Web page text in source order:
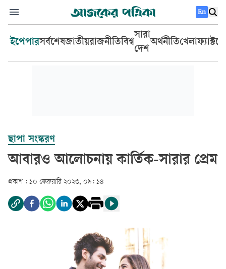
En
ইপেপারসর্বশেষজাতীয়রাজনীতিবিশ্ব
সারা
দেশ
অর্থনীতিখেলা
ছাপা সংস্করণ
আবারও আলোচনায় কার্তিক-সারার প্রেম
প্রকাশ : ১০ ফেব্রুয়ারি ২০২৩, ০৯: ১৪